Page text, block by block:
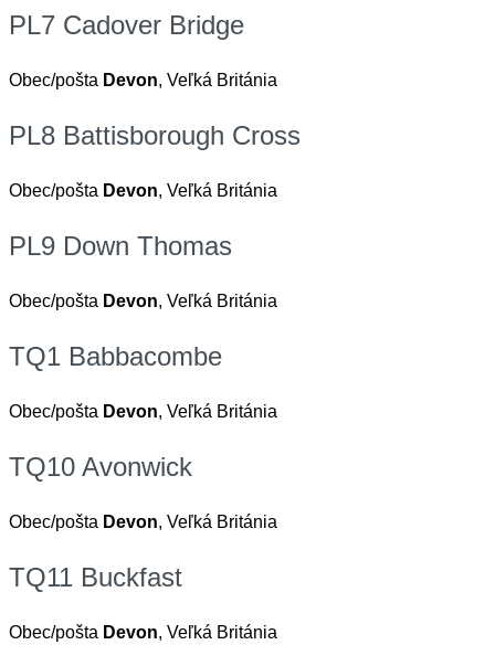
PL7 Cadover Bridge
Obec/pošta Devon, Veľká Británia
PL8 Battisborough Cross
Obec/pošta Devon, Veľká Británia
PL9 Down Thomas
Obec/pošta Devon, Veľká Británia
TQ1 Babbacombe
Obec/pošta Devon, Veľká Británia
TQ10 Avonwick
Obec/pošta Devon, Veľká Británia
TQ11 Buckfast
Obec/pošta Devon, Veľká Británia